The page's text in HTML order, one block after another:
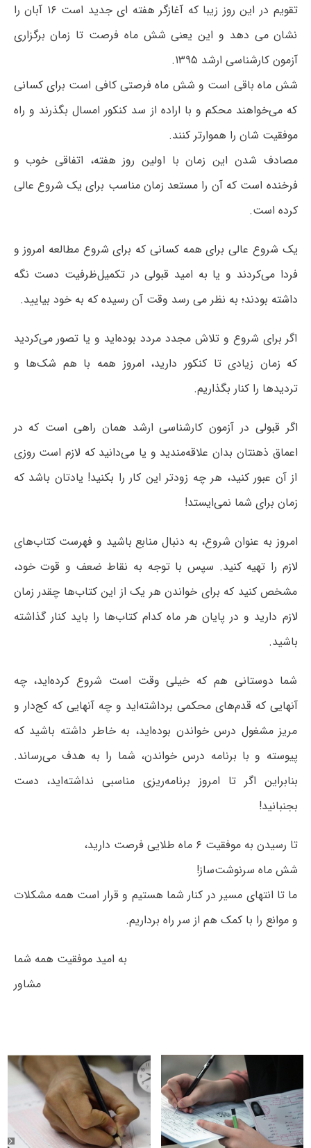
تقویم در این روز زیبا که آغازگر هفته ای جدید است ۱۶ آبان را
نشان می دهد و این یعنی شش ماه فرصت تا زمان برگزاری
آزمون کارشناسی ارشد ۱۳۹۵.
شش ماه باقی است و شش ماه فرصتی کافی است برای کسانی
که می‌خواهند محکم و با اراده از سد کنکور امسال بگذرند و راه
موفقیت شان را هموارتر کنند.
مصادف شدن این زمان با اولین روز هفته، اتفاقی خوب و
فرخنده است که آن را مستعد زمان مناسب برای یک شروع عالی
کرده است.
یک شروع عالی برای همه کسانی که برای شروع مطالعه امروز و
فردا می‌کردند و یا به امید قبولی در تکمیل‌ظرفیت‌ دست نگه
داشته بودند؛ به نظر می رسد وقت آن رسیده که به خود بیایید.
اگر برای شروع و تلاش مجدد مردد بوده‌اید و یا تصور می‌کردید
که زمان زیادی تا کنکور دارید، امروز همه با هم شک‌ها و
تردیدها را کنار بگذاریم.
اگر قبولی در آزمون کارشناسی ارشد همان راهی است که در
اعماق ذهنتان بدان علاقه‌مندید و یا می‌دانید که لازم است روزی
از آن عبور کنید، هر چه زودتر این کار را بکنید! یادتان باشد که
زمان برای شما نمی‌ایستد!
امروز به عنوان شروع، به دنبال منابع باشید و فهرست کتاب‌های
لازم را تهیه کنید. سپس با توجه به نقاط ضعف و قوت خود،
مشخص کنید که برای خواندن هر یک از این کتاب‌ها چقدر زمان
لازم دارید و در پایان هر ماه کدام کتاب‌ها را باید کنار گذاشته
باشید.
شما دوستانی هم که خیلی وقت است شروع کرده‌اید، چه
آنهایی که قدم‌های محکمی برداشته‌اید و چه آنهایی که کج‌دار و
مریز مشغول درس خواندن بوده‌‌اید، به خاطر داشته باشید که
پیوسته و با برنامه درس خواندن، شما را به هدف می‌رساند.
بنابراین اگر تا امروز برنامه‌ریزی مناسبی نداشته‌اید، دست
بجنبانید!
تا رسیدن به موفقیت ۶ ماه طلایی فرصت دارید،
شش ماه سرنوشت‌ساز!
ما تا انتهای مسیر در کنار شما هستیم و قرار است همه مشکلات
و موانع را با کمک هم از سر راه برداریم.
به امید موفقیت همه شما
مشاور